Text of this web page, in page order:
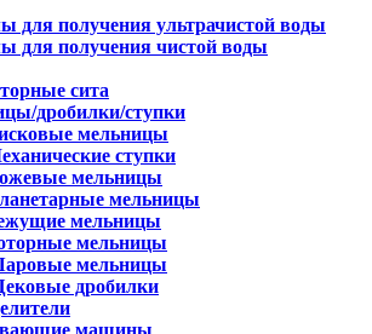
для получения ультрачистой воды
для получения чистой воды
сита
дробилки/ступки
мельницы
ступки
мельницы
мельницы
мельницы
мельницы
мельницы
дробилки
машины